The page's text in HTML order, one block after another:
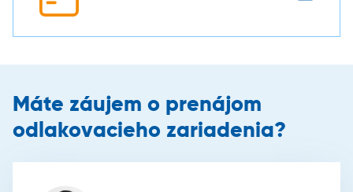
Máte záujem o prenájom
odlakovacieho zariadenia?